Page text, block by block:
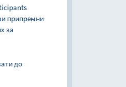
припремни
за
до